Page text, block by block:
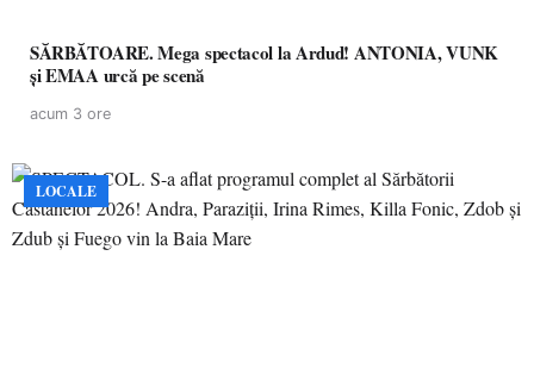
SĂRBĂTOARE. Mega spectacol la Ardud! ANTONIA, VUNK
și EMAA urcă pe scenă
acum 3 ore
LOCALE